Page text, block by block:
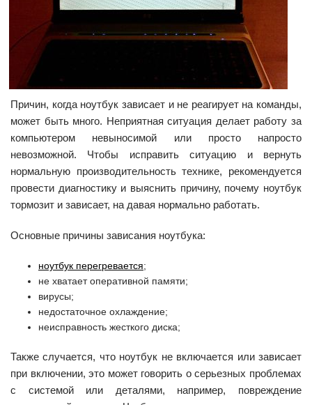
Причин, когда ноутбук зависает и не реагирует на команды,
может быть много. Неприятная ситуация делает работу за
компьютером невыносимой или просто напросто
невозможной. Чтобы исправить ситуацию и вернуть
нормальную производительность технике, рекомендуется
провести диагностику и выяснить причину, почему ноутбук
тормозит и зависает, на давая нормально работать.
Основные причины зависания ноутбука:
ноутбук перегревается;
не хватает оперативной памяти;
вирусы;
недостаточное охлаждение;
неисправность жесткого диска;
Также случается, что ноутбук не включается или зависает
при включении, это может говорить о серьезных проблемах
с системой или деталями, например, повреждение